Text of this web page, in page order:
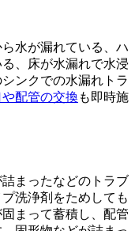
水が漏れている、ハ
、床が水漏れで水浸
ンクでの水漏れトラ
配管の交換 も即時施
まったなどのトラブ
洗浄剤をためしても
まって蓄積し、配管